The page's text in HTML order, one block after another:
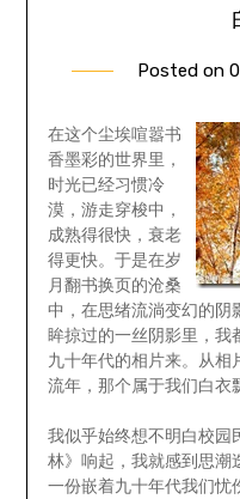
Posted on
在这个尘埃喧嚣书
香墨彩的世界里，
时光已经习惯冷
漠，游走穿梭中，
成熟得很快，衰老
得更快。于是在岁
月翻书换页的沧桑
中，在思绪流淌变幻的阴
眸掠过的一丝阴影里，我
九十年代的相片来。从相
流年，那个属于我们白衣
我似乎始终想不明白校园
林》响起，我就感到思潮
一份嵌着九十年代我们忧